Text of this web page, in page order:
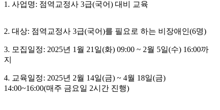
1. 사업명: 점역교정사 3급(국어) 대비 교육
2. 대상: 점역교정사 3급(국어)를 필요로 하는 비장애인(6명)
3. 모집일정: 2025년 1월 21일(화) 09:00 ~ 2월 5일(수) 16:00까
지
4. 교육일정: 2025년 2월 14일(금) ~ 4월 18일(금)
14:00~16:00(매주 금요일 2시간 진행)